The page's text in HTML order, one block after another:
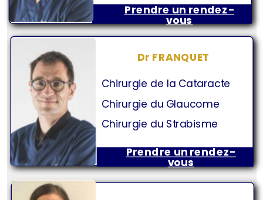
Prendre un rendez-
vous
Prendre un rendez-
vous
Dr FRANQUET
Chirurgie de la Cataracte
Chirurgie du Glaucome
Chirurgie du Strabisme